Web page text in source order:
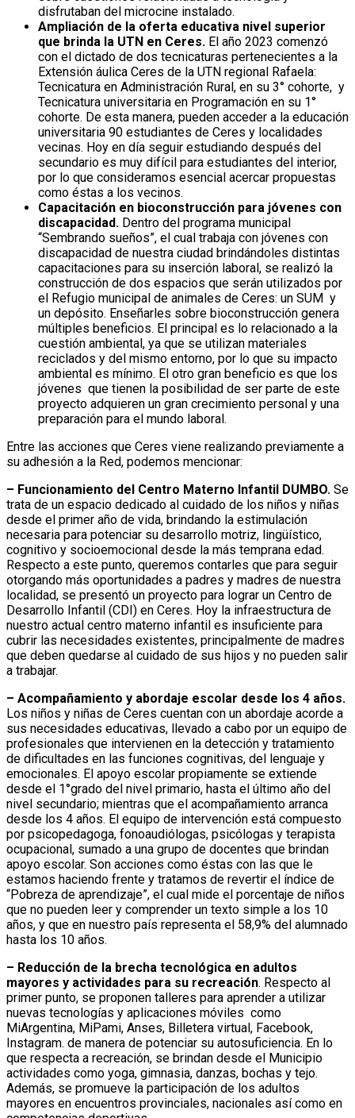
disfrutaban del microcine instalado.
Ampliación de la oferta educativa nivel superior
que brinda la UTN en Ceres. El año 2023 comenzó
con el dictado de dos tecnicaturas pertenecientes a la
Extensión áulica Ceres de la UTN regional Rafaela:
Tecnicatura en Administración Rural, en su 3° cohorte, y
Tecnicatura universitaria en Programación en su 1°
cohorte. De esta manera, pueden acceder a la educación
universitaria 90 estudiantes de Ceres y localidades
vecinas. Hoy en día seguir estudiando después del
secundario es muy difícil para estudiantes del interior,
por lo que consideramos esencial acercar propuestas
como éstas a los vecinos.
Capacitación en bioconstrucción para jóvenes con
discapacidad. Dentro del programa municipal
“Sembrando sueños”, el cual trabaja con jóvenes con
discapacidad de nuestra ciudad brindándoles distintas
capacitaciones para su inserción laboral, se realizó la
construcción de dos espacios que serán utilizados por
el Refugio municipal de animales de Ceres: un SUM y
un depósito. Enseñarles sobre bioconstrucción genera
múltiples beneficios. El principal es lo relacionado a la
cuestión ambiental, ya que se utilizan materiales
reciclados y del mismo entorno, por lo que su impacto
ambiental es mínimo. El otro gran beneficio es que los
jóvenes que tienen la posibilidad de ser parte de este
proyecto adquieren un gran crecimiento personal y una
preparación para el mundo laboral.
Entre las acciones que Ceres viene realizando previamente a
su adhesión a la Red, podemos mencionar:
– Funcionamiento del Centro Materno Infantil DUMBO. Se
trata de un espacio dedicado al cuidado de los niños y niñas
desde el primer año de vida, brindando la estimulación
necesaria para potenciar su desarrollo motriz, lingüístico,
cognitivo y socioemocional desde la más temprana edad.
Respecto a este punto, queremos contarles que para seguir
otorgando más oportunidades a padres y madres de nuestra
localidad, se presentó un proyecto para lograr un Centro de
Desarrollo Infantil (CDI) en Ceres. Hoy la infraestructura de
nuestro actual centro materno infantil es insuficiente para
cubrir las necesidades existentes, principalmente de madres
que deben quedarse al cuidado de sus hijos y no pueden salir
a trabajar.
– Acompañamiento y abordaje escolar desde los 4 años.
Los niños y niñas de Ceres cuentan con un abordaje acorde a
sus necesidades educativas, llevado a cabo por un equipo de
profesionales que intervienen en la detección y tratamiento
de dificultades en las funciones cognitivas, del lenguaje y
emocionales. El apoyo escolar propiamente se extiende
desde el 1°grado del nivel primario, hasta el último año del
nivel secundario; mientras que el acompañamiento arranca
desde los 4 años. El equipo de intervención está compuesto
por psicopedagoga, fonoaudiólogas, psicólogas y terapista
ocupacional, sumado a una grupo de docentes que brindan
apoyo escolar. Son acciones como éstas con las que le
estamos haciendo frente y tratamos de revertir el índice de
“Pobreza de aprendizaje”, el cual mide el porcentaje de niños
que no pueden leer y comprender un texto simple a los 10
años, y que en nuestro país representa el 58,9% del alumnado
hasta los 10 años.
– Reducción de la brecha tecnológica en adultos
mayores y actividades para su recreación. Respecto al
primer punto, se proponen talleres para aprender a utilizar
nuevas tecnologías y aplicaciones móviles como
MiArgentina, MiPami, Anses, Billetera virtual, Facebook,
Instagram. de manera de potenciar su autosuficiencia. En lo
que respecta a recreación, se brindan desde el Municipio
actividades como yoga, gimnasia, danzas, bochas y tejo.
Además, se promueve la participación de los adultos
mayores en encuentros provinciales, nacionales así como en